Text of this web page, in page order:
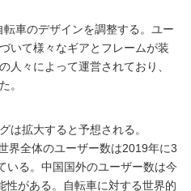
車のデザインを調整する。ユー
いて様々なギアとフレームが装
人々によって運営されており、
。
は拡大すると予想される。
界全体のユーザー数は2019年に3
いる。中国国外のユーザー数は今
がある。自転車に対する世界的